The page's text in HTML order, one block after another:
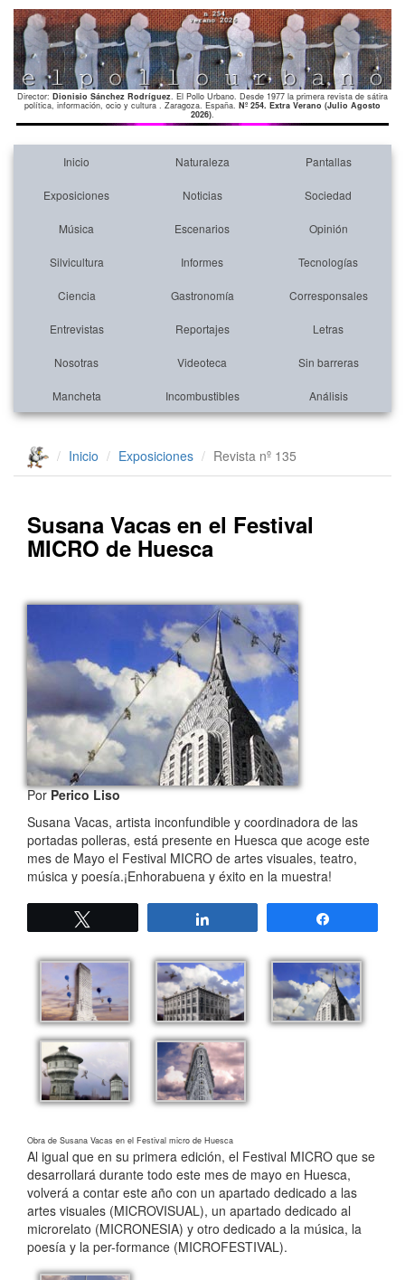
Director: Dionisio Sánchez Rodríguez. El Pollo Urbano. Desde 1977 la primera revista de sátira
política, información, ocio y cultura . Zaragoza. España. Nº 254. Extra Verano (Julio Agosto
2026).
Inicio Naturaleza Pantallas
Exposiciones Noticias Sociedad
Música Escenarios Opinión
Silvicultura Informes Tecnologías
Ciencia Gastronomía Corresponsales
Entrevistas Reportajes Letras
Nosotras Videoteca Sin barreras
Mancheta Incombustibles Análisis
Inicio Exposiciones Revista nº 135
Susana Vacas en el Festival
MICRO de Huesca
PorPerico Liso
Susana Vacas, artista inconfundible y coordinadora de las
portadas polleras, está presente en Huesca que acoge este
mes de Mayo el Festival MICRO de artes visuales, teatro,
música y poesía.¡Enhorabuena y éxito en la muestra!
Obra de Susana Vacas en el Festival micro de Huesca
Al igual que en su primera edición, el Festival MICRO que se
desarrollará durante todo este mes de mayo en Huesca,
volverá a contar este año con un apartado dedicado a las
artes visuales (MICROVISUAL), un apartado dedicado al
microrelato (MICRONESIA) y otro dedicado a la música, la
poesía y la per-formance (MICROFESTIVAL).